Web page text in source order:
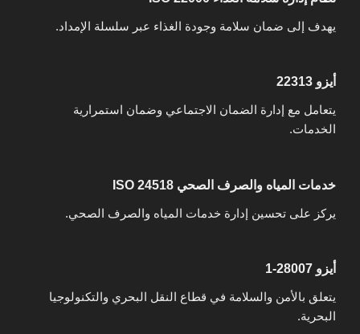
يهدف إلى ضمان سلامة وجودة الغذاء عبر سلسلة الإمداد.
أيزو 22313
يتعامل مع إدارة الضمان الاجتماعي وضمان استمرارية
الخدمات.
خدمات المياه والصرف الصحي ISO 24518
يركز على تحسين إدارة خدمات المياه والصرف الصحي.
أيزو 28007-1
يتعلق بالأمن والسلامة في قطاع النقل البحري والتكنولوجيا
البحرية.